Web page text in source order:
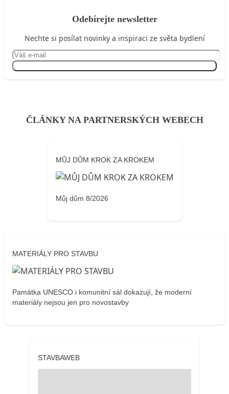
Odebírejte newsletter
Nechte si posílat novinky a inspiraci ze světa bydlení
ČLÁNKY NA PARTNERSKÝCH WEBECH
MŮJ DŮM KROK ZA KROKEM
Můj dům 8/2026
MATERIÁLY PRO STAVBU
Památka UNESCO i komunitní sál dokazují, že moderní
materiály nejsou jen pro novostavby
STAVBAWEB